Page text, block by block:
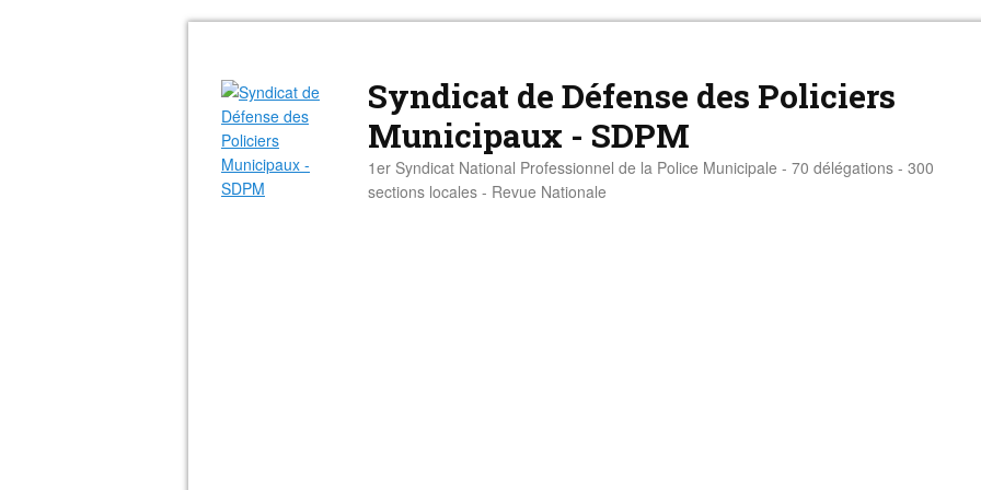
Syndicat de Défense des Policiers
Municipaux - SDPM
1er Syndicat National Professionnel de la Police Municipale - 70 délégations - 300
sections locales - Revue Nationale